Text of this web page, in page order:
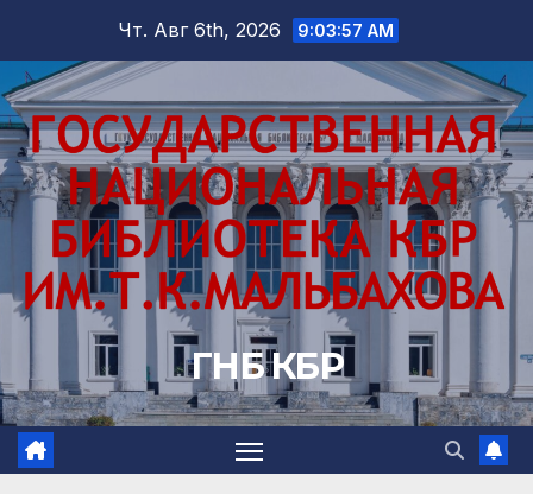
содержимому
Чт. Авг 6th, 2026 9:03:58 AM
ГНБ КБР